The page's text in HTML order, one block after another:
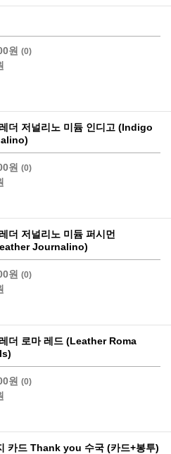
원 (0)
더 저널리노 미듐 인디고 (Indigo
원 (0)
더 저널리노 미듐 퍼시먼
Journalino)
원 (0)
더 로마 레드 (Leather Roma
원 (0)
카드 Thank you 수국 (카드+봉투)